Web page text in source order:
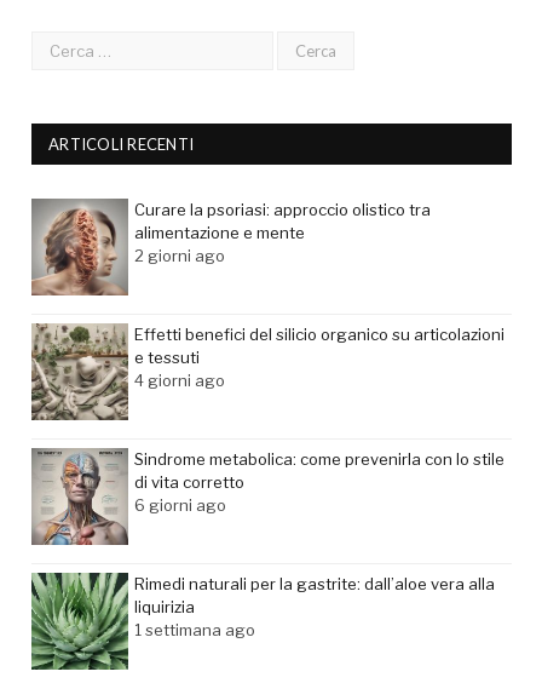
ARTICOLI RECENTI
Curare la psoriasi: approccio olistico tra
alimentazione e mente
2 giorni ago
Effetti benefici del silicio organico su articolazioni
e tessuti
4 giorni ago
Sindrome metabolica: come prevenirla con lo stile
di vita corretto
6 giorni ago
Rimedi naturali per la gastrite: dall’aloe vera alla
liquirizia
1 settimana ago